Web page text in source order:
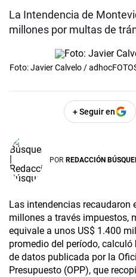
La Intendencia de
millones por multas de
Foto: Javier Calvelo /
+ Seguir en
POR REDACCIÓN
Las intendencias recaudaron
millones a través impuestos,
equivale a unos US$ 1.400
promedio del período, calculó
de datos publicada por la
Presupuesto (OPP), que